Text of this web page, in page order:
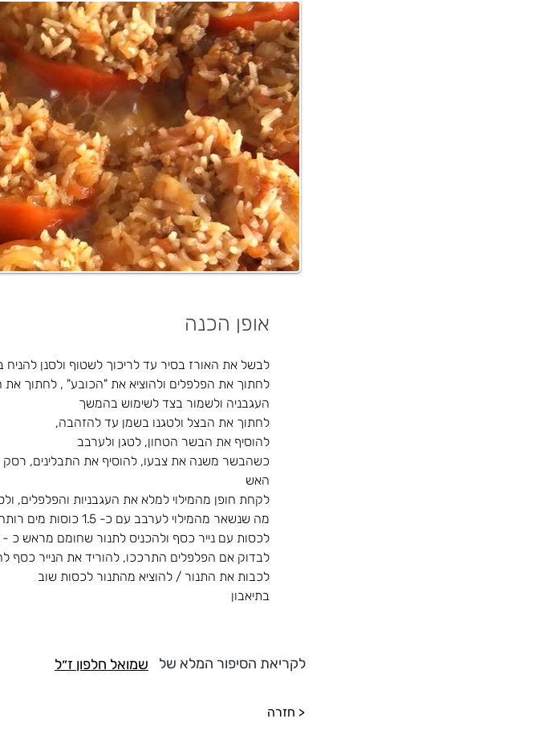
אופן הכנה
לבשל את האורז בסיר עד לריכוך לשטוף ולסנן להניח
לחתוך את הפלפלים ולהוציא את "הכובע" , לחתוך את
להוסיף את הבשר הטחון, לטגן ולערבב
כשהבשר משנה את צבעו, להוסיף את התבלינים, רסק
האש
לקחת חופן מהמילוי למלא את העגבניות והפלפלים,
מה שנשאר מהמילוי לערבב עם כ- 1.5 כוסות מים רותחים, ולפזר על כל התבנית ככה שיכסה
לכסות עם נייר כסף ולהכניס לתנור שחומם מראש כ - 45 דקות
לבדוק אם הפלפלים התרככו, להוריד את הנייר כסף
לכבות את התנור / להוציא מהתנור לכסות שוב
בתיאבון
שמואל חלפון ז״ל לקריאת הסיפור המלא של
< חזרה